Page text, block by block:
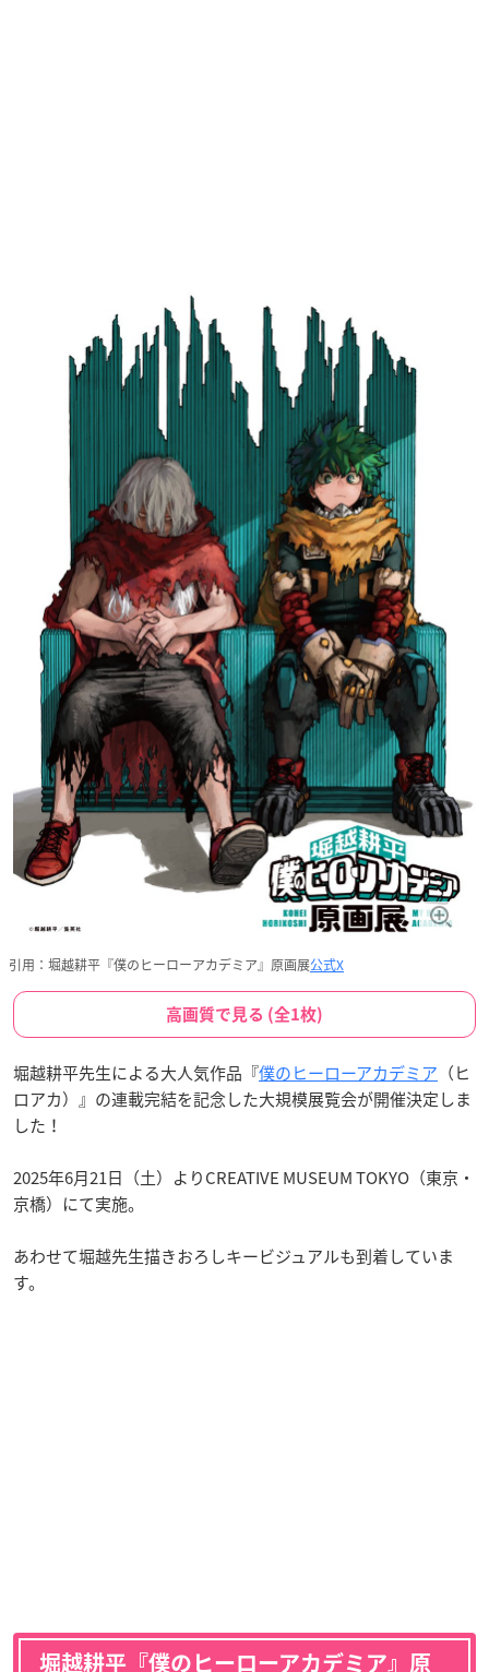
引用：堀越耕平『僕のヒーローアカデミア』原画展公式X
高画質で見る (全1枚)
堀越耕平先生による大人気作品『僕のヒーローアカデミア （ヒ
ロアカ）』の連載完結を記念した大規模展覧会が開催決定しま
した！
2025年6月21日（土）よりCREATIVE MUSEUM TOKYO（東京・
京橋）にて実施。
あわせて堀越先生描きおろしキービジュアルも到着していま
す。
堀越耕平『僕のヒーローアカデミア』原